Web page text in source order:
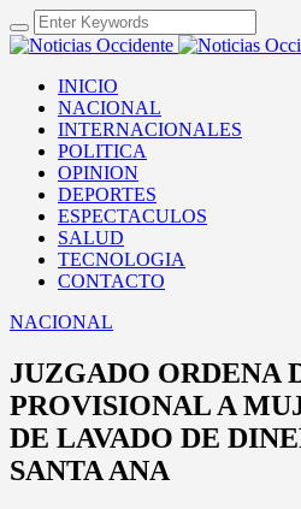
INICIO
NACIONAL
INTERNACIONALES
POLITICA
OPINION
DEPORTES
ESPECTACULOS
SALUD
TECNOLOGIA
CONTACTO
NACIONAL
JUZGADO ORDENA
PROVISIONAL A
DE LAVADO DE
SANTA ANA